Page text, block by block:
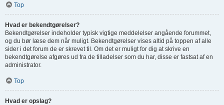
Top
Hvad er bekendtgørelser?
Bekendtgørelser indeholder typisk vigtige meddelelser angående forummet,
og du bør læse dem når muligt. Bekendtgørelser vises altid på toppen af alle
sider i det forum de er skrevet til. Om det er muligt for dig at skrive en
bekendtgørelse afgøres ud fra de tilladelser som du har, disse er fastsat af en
administrator.
Top
Hvad er opslag?